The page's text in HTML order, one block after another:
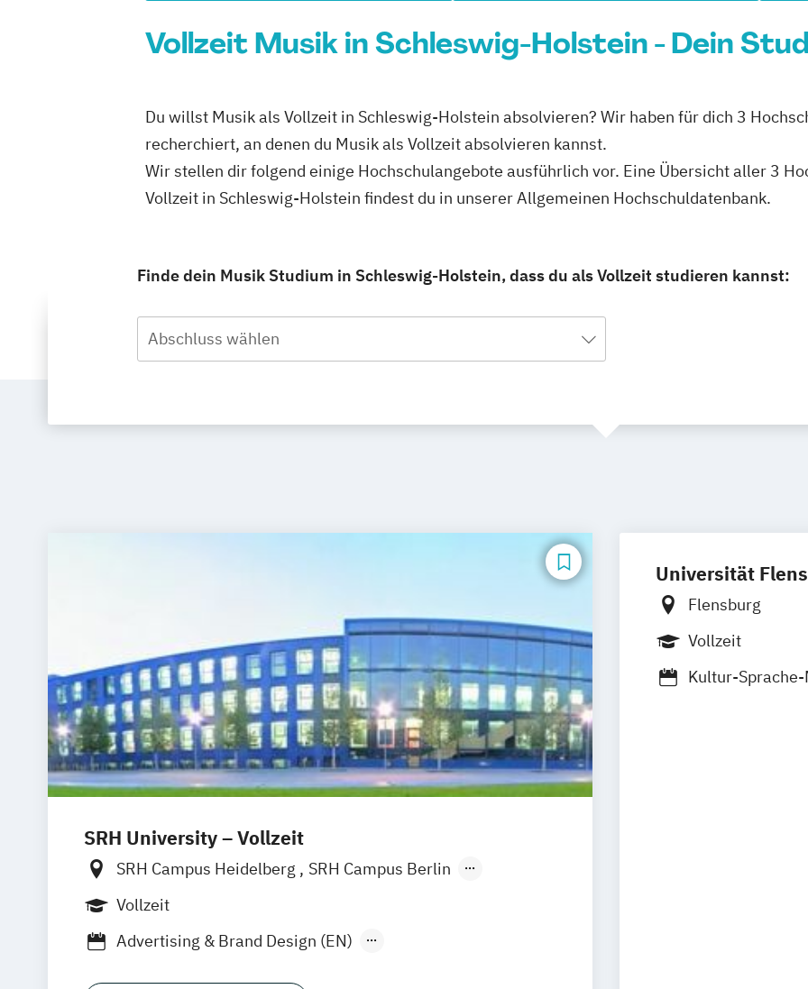
Vollzeit Musik in Schleswig-Holstein - Dein
Du willst Musik als Vollzeit in Schleswig-Holstein absolvieren? Wir haben für dich 3
recherchiert, an denen du Musik als Vollzeit absolvieren kannst.
Wir stellen dir folgend einige Hochschulangebote ausführlich vor. Eine Übersicht aller 3
Vollzeit in Schleswig-Holstein findest du in unserer Allgemeinen Hochschuldatenbank.
Finde dein Musik Studium in Schleswig-Holstein, dass du als Vollzeit studieren kannst:
Abschluss wählen
SRH University – Vollzeit
SRH Campus Heidelberg
SRH Campus Berlin
SRH Campus Bremen
SRH Campus Fürth SRH Campus Gera
Vollzeit
Advertising & Brand Design (EN)
Universität
Flensburg
Vollzeit
Kultur-